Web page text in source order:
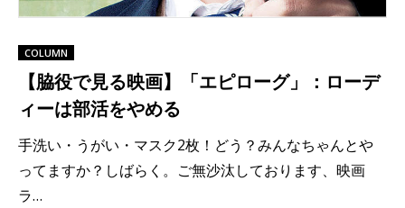
COLUMN
【脇役で見る映画】「エピローグ」：ローデ
ィーは部活をやめる
手洗い・うがい・マスク2枚！どう？みんなちゃんとや
ってますか？しばらく。ご無沙汰しております、映画
ラ…